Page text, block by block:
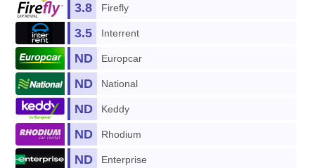
Firefly
3.8
Interrent
3.5
Europcar
ND
National
ND
Keddy
ND
Rhodium
ND
Enterprise
ND